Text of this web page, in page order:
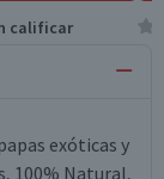
calificar
exóticas y
100% Natural,